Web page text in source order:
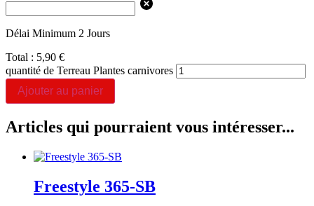
Délai Minimum 2 Jours
Total : 5,90 €
quantité de Terreau Plantes carnivores
Ajouter au panier
Articles qui pourraient vous intéresser...
Freestyle 365-SB